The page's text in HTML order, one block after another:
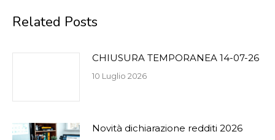
Related Posts
CHIUSURA TEMPORANEA 14-07-26
10 Luglio 2026
Novità dichiarazione redditi 2026